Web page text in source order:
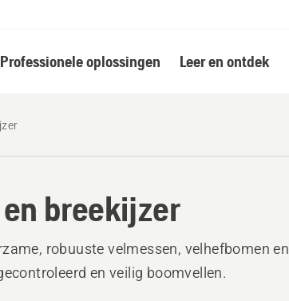
Professionele oplossingen Leer en ontdek
breekijzer
robuuste velmessen, velhefbomen en
en veilig boomvellen.